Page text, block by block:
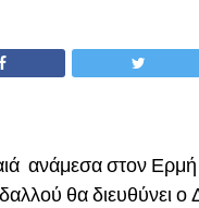
ανάμεσα στον Ερμή
θα